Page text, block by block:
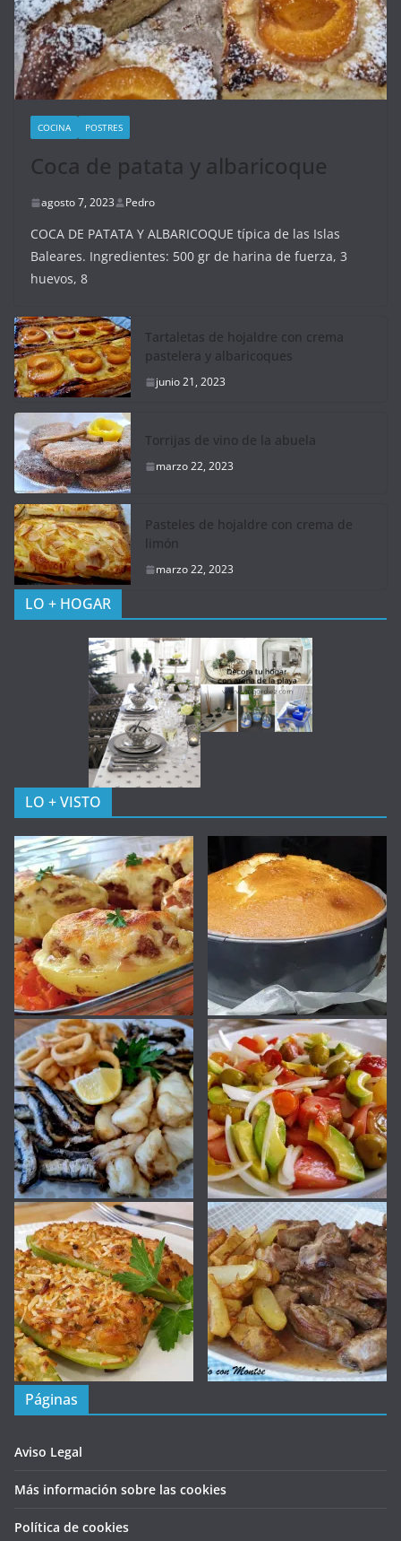
COCINA POSTRES
Coca de patata y albaricoque
agosto 7, 2023 Pedro
COCA DE PATATA Y ALBARICOQUE típica de las Islas
Baleares. Ingredientes: 500 gr de harina de fuerza, 3
huevos, 8
Tartaletas de hojaldre con crema
pastelera y albaricoques
junio 21, 2023
Torrijas de vino de la abuela
marzo 22, 2023
Pasteles de hojaldre con crema de
limón
marzo 22, 2023
LO + HOGAR
LO + VISTO
Páginas
Aviso Legal
Más información sobre las cookies
Política de cookies